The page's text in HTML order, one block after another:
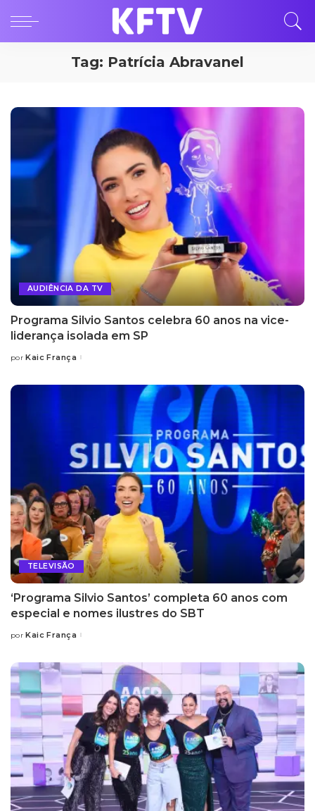
Tag: Patrícia Abravanel
AUDIÊNCIA DA TV
Programa Silvio Santos celebra 60 anos na vice-
liderança isolada em SP
Posted
por Kaic França
TELEVISÃO
‘Programa Silvio Santos’ completa 60 anos com
especial e nomes ilustres do SBT
Posted
por Kaic França